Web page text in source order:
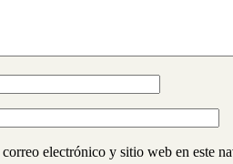
electrónico y sitio web en este